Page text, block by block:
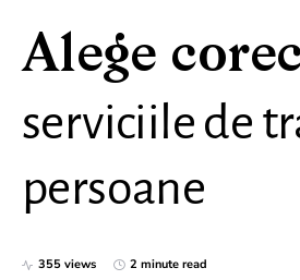
Alege
serviciile de
persoane
355 views 2 minute read